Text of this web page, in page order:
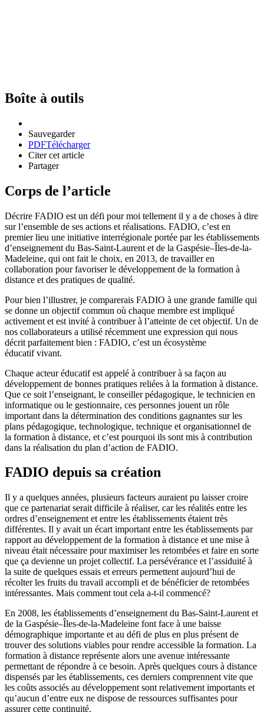
Boîte à outils
Sauvegarder
PDFTélécharger
Citer cet article
Partager
Corps de l’article
Décrire FADIO est un défi pour moi tellement il y a de choses à dire
sur l’ensemble de ses actions et réalisations. FADIO, c’est en
premier lieu une initiative interrégionale portée par les établissements
d’enseignement du Bas-Saint-Laurent et de la Gaspésie–Îles-de-la-
Madeleine, qui ont fait le choix, en 2013, de travailler en
collaboration pour favoriser le développement de la formation à
distance et des pratiques de qualité.
Pour bien l’illustrer, je comparerais FADIO à une grande famille qui
se donne un objectif commun où chaque membre est impliqué
activement et est invité à contribuer à l’atteinte de cet objectif. Un de
nos collaborateurs a utilisé récemment une expression qui nous
décrit parfaitement bien : FADIO, c’est un écosystème
éducatif vivant.
Chaque acteur éducatif est appelé à contribuer à sa façon au
développement de bonnes pratiques reliées à la formation à distance.
Que ce soit l’enseignant, le conseiller pédagogique, le technicien en
informatique ou le gestionnaire, ces personnes jouent un rôle
important dans la détermination des conditions gagnantes sur les
plans pédagogique, technologique, technique et organisationnel de
la formation à distance, et c’est pourquoi ils sont mis à contribution
dans la réalisation du plan d’action de FADIO.
FADIO depuis sa création
Il y a quelques années, plusieurs facteurs auraient pu laisser croire
que ce partenariat serait difficile à réaliser, car les réalités entre les
ordres d’enseignement et entre les établissements étaient très
différentes. Il y avait un écart important entre les établissements par
rapport au développement de la formation à distance et une mise à
niveau était nécessaire pour maximiser les retombées et faire en sorte
que ça devienne un projet collectif. La persévérance et l’assiduité à
la suite de quelques essais et erreurs permettent aujourd’hui de
récolter les fruits du travail accompli et de bénéficier de retombées
intéressantes. Mais comment tout cela a-t-il commencé?
En 2008, les établissements d’enseignement du Bas-Saint-Laurent et
de la Gaspésie–Îles-de-la-Madeleine font face à une baisse
démographique importante et au défi de plus en plus présent de
trouver des solutions viables pour rendre accessible la formation. La
formation à distance représente alors une avenue intéressante
permettant de répondre à ce besoin. Après quelques cours à distance
dispensés par les établissements, ces derniers comprennent vite que
les coûts associés au développement sont relativement importants et
qu’aucun d’entre eux ne dispose de ressources suffisantes pour
assurer cette continuité.